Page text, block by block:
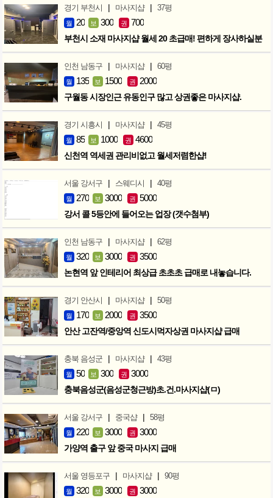
경기 부천시 | 마사지샵 | 37평
월 20 보 300 권 700
부천시 소재 마사지샵 월세 20 초급매! 편하게 장사하실분
인천 남동구 | 마사지샵 | 60평
월 135 보 1500 권 2000
구월동 시장인근 유동인구 많고 상권좋은 마사지샵.
경기 시흥시 | 마사지샵 | 45평
월 85 보 1000 권 4600
신천역 역세권 관리비없고 월세저렴한샵!
서울 강서구 | 스웨디시 | 40평
월 270 보 3000 권 5000
강서 콜 5등안에 들어오는 업장 (갯수첨부)
인천 남동구 | 마사지샵 | 62평
월 320 보 3000 권 3500
논현역 앞 인테리어 최상급 초초초 급매로 내놓습니다.
경기 안산시 | 마사지샵 | 50평
월 170 보 2000 권 3500
안산 고잔역/중앙역 신도시먹자상권 마사지샵 급매
충북 음성군 | 마사지샵 | 43평
월 50 보 300 권 3000
충북음성군(음성군청근방)초.건.마사지샵(ㅁ)
서울 강서구 | 중국샵 | 58평
월 220 보 3000 권 3000
가양역 출구 앞 중국 마사지 급매
서울 영등포구 | 마사지샵 | 90평
월 320 보 3000 권 3000